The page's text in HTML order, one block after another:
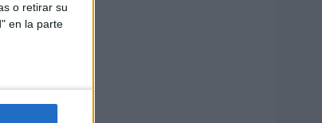
o retirar su
en la parte